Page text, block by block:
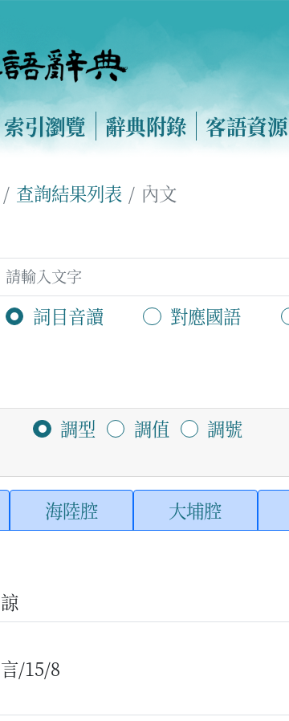
索引瀏覽 辭典附錄 客語資源
查詢結果列表 內文
詞目音讀 對應國語
調型 調值 調號
海陸腔 大埔腔
諒
言/15/8